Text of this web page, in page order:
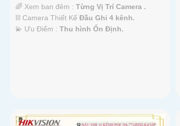
🌈 Xem ban đêm : Từng Vị Trí Camera .
⛓ Camera Thiết Kế Đầu Ghi 4 kênh.
️💫 Ưu Điểm : Thu hình Ổn Định.